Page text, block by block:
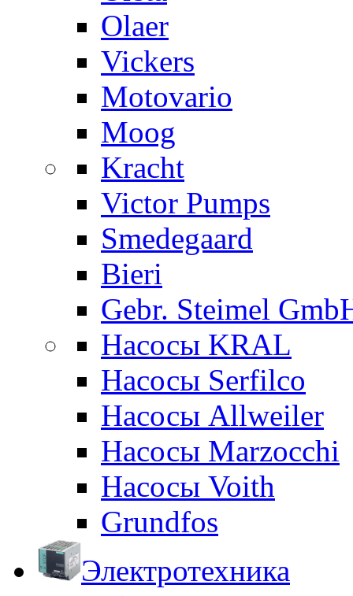
Olaer
Vickers
Motovario
Moog
Kracht
Victor Pumps
Smedegaard
Bieri
Gebr. Steimel
Насосы KRAL
Насосы Serfilco
Насосы Allweiler
Насосы Marzocchi
Насосы Voith
Grundfos
Электротехника